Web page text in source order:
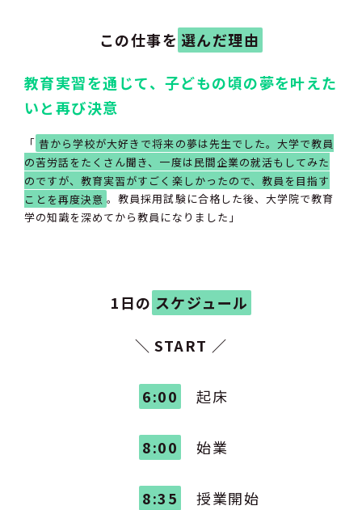
この仕事を 選んだ理由
教育実習を通じて、子どもの頃の夢を叶えた
いと再び決意
「 昔から学校が大好きで将来の夢は先生でした。大学で教員
の苦労話をたくさん聞き、一度は民間企業の就活もしてみた
のですが、教育実習がすごく楽しかったので、教員を目指す
ことを再度決意 。教員採用試験に合格した後、大学院で教育
学の知識を深めてから教員になりました」
1日の スケジュール
＼ START ／
6:00 起床
8:00 始業
8:35 授業開始